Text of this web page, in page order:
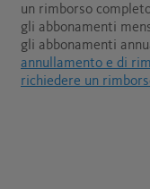
un rimborso
gli abbonamenti
gli abbonamenti
annullamento e di
richiedere un